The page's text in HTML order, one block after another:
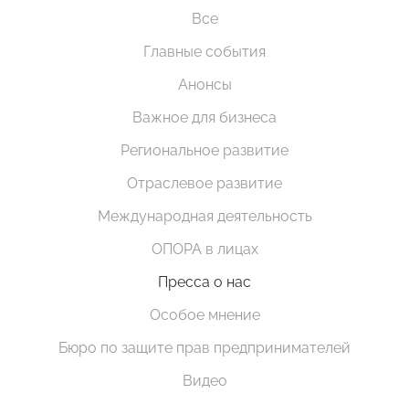
Все
Главные события
Анонсы
Важное для бизнеса
Региональное развитие
Отраслевое развитие
Международная деятельность
ОПОРА в лицах
Пресса о нас
Особое мнение
Бюро по защите прав предпринимателей
Видео